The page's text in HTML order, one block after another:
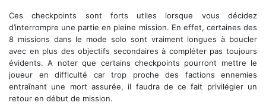
Ces checkpoints sont forts utiles lorsque vous décidez
d’interrompre une partie en pleine mission. En effet, certaines des
8 missions dans le mode solo sont vraiment longues à boucler
avec en plus des objectifs secondaires à compléter pas toujours
évidents. A noter que certains checkpoints pourront mettre le
joueur en difficulté car trop proche des factions ennemies
entraînant une mort assurée, il faudra de ce fait privilégier un
retour en début de mission.